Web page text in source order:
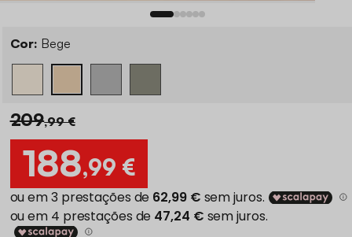
Cor: Bege
209,99 €
188,99 €